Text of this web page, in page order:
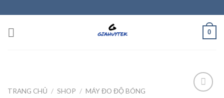
to
content
0
TRANG CHỦ / SHOP / MÁY ĐO ĐỘ BÓNG